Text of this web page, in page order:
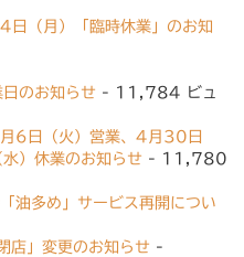
（月）「臨時休業」のお知
日のお知らせ - 11,784 ビュ
6日（火）営業、4月30日
）休業のお知らせ - 11,780
油多め」サービス再開につい
」変更のお知らせ -